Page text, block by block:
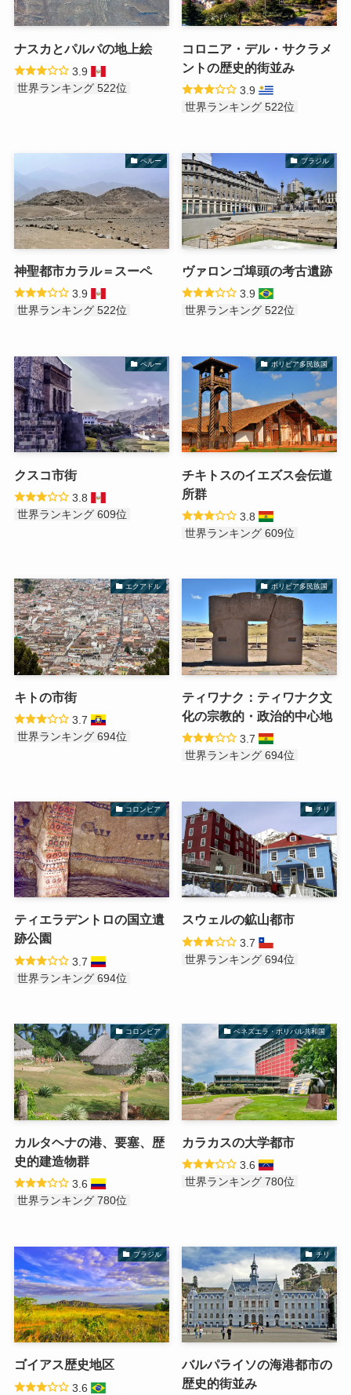
ナスカとパルパの地上絵
3.9
世界ランキング 522位
コロニア・デル・サクラメ
ントの歴史的街並み
3.9
世界ランキング 522位
ペルー
神聖都市カラル＝スーペ
3.9
世界ランキング 522位
ブラジル
ヴァロンゴ埠頭の考古遺跡
3.9
世界ランキング 522位
ペルー
クスコ市街
3.8
世界ランキング 609位
ボリビア多民族国
チキトスのイエズス会伝道
所群
3.8
世界ランキング 609位
エクアドル
キトの市街
3.7
世界ランキング 694位
ボリビア多民族国
ティワナク：ティワナク文
化の宗教的・政治的中心地
3.7
世界ランキング 694位
コロンビア
ティエラデントロの国立遺
跡公園
3.7
世界ランキング 694位
チリ
スウェルの鉱山都市
3.7
世界ランキング 694位
コロンビア
カルタヘナの港、要塞、歴
史的建造物群
3.6
世界ランキング 780位
ベネズエラ・ボリバル共和国
カラカスの大学都市
3.6
世界ランキング 780位
ブラジル
ゴイアス歴史地区
3.6
チリ
バルパライソの海港都市の
歴史的街並み